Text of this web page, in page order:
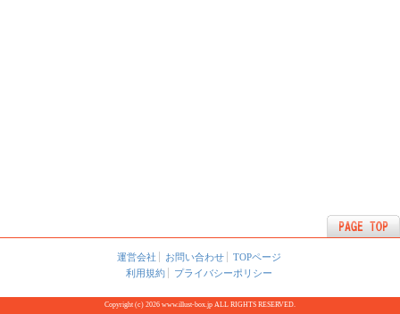
運営会社 お問い合わせ
TOPページ
利用規約
プライバシーポリシー
Copyright (c) 2026 www.illust-box.jp ALL RIGHTS RESERVED.